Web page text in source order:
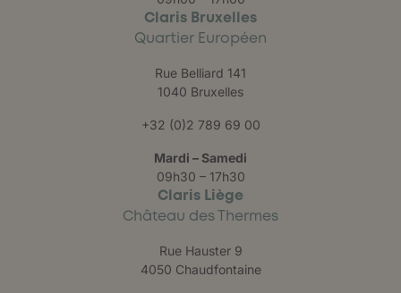
Claris Bruxelles
Quartier Européen
Rue Belliard 141
1040 Bruxelles
+32 (0)2 789 69 00
Mardi – Samedi
09h30 – 17h30
Claris Liège
Château des Thermes
Rue Hauster 9
4050 Chaudfontaine